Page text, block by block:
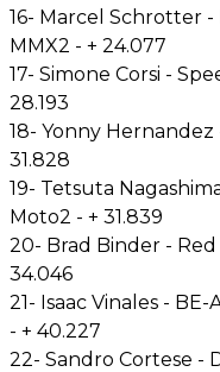
16- Marcel Schrotter
MMX2 - + 24.077
17- Simone Corsi -
28.193
18- Yonny Hernandez
31.828
19- Tetsuta
Moto2 - + 31.839
20- Brad Binder -
34.046
21- Isaac Vinales -
- + 40.227
22- Sandro Cortese -